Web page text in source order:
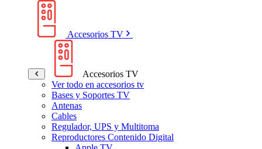
Accesorios TV
Accesorios TV
Ver todo en accesorios tv
Bases y Soportes TV
Antenas
Cables
Regulador, UPS y Multitoma
Reproductores Contenido Digital